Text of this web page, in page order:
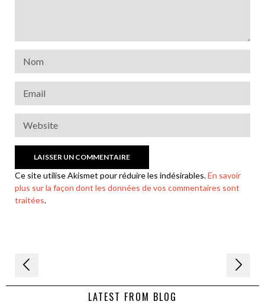
Ce site utilise Akismet pour réduire les indésirables.En savoir
plus sur la façon dont les données de vos commentaires sont
traitées.
Navigation
de LATEST FROM BLOG